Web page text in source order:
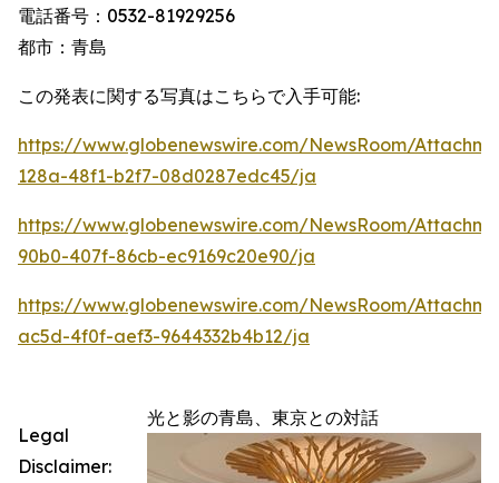
電話番号：0532-81929256
都市：青島
この発表に関する写真はこちらで入手可能:
https://www.globenewswire.com/NewsRoom/
128a-48f1-b2f7-08d0287edc45/ja
https://www.globenewswire.com/NewsRoom/
90b0-407f-86cb-ec9169c20e90/ja
https://www.globenewswire.com/NewsRoom/
ac5d-4f0f-aef3-9644332b4b12/ja
光と影の青島、東京との対話
Legal
Disclaimer: